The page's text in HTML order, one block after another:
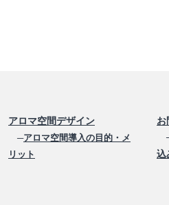
アロマ空間デザイン
─アロマ空間導入の目的・メ
リット
お
込